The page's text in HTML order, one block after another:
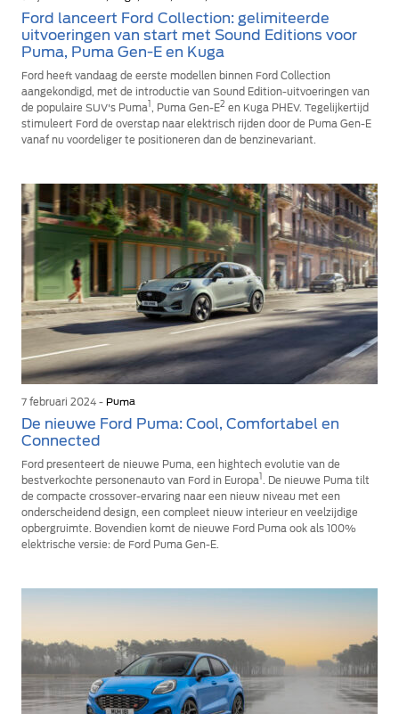
Ford lanceert Ford Collection: gelimiteerde
uitvoeringen van start met Sound Editions voor
Puma, Puma Gen-E en Kuga
Ford heeft vandaag de eerste modellen binnen Ford Collection
aangekondigd, met de introductie van Sound Edition-uitvoeringen van
de populaire SUV's Puma1, Puma Gen-E2 en Kuga PHEV. Tegelijkertijd
stimuleert Ford de overstap naar elektrisch rijden door de Puma Gen-E
vanaf nu voordeliger te positioneren dan de benzinevariant.
7 februari 2024 - Puma
De nieuwe Ford Puma: Cool, Comfortabel en
Connected
Ford presenteert de nieuwe Puma, een hightech evolutie van de
bestverkochte personenauto van Ford in Europa1. De nieuwe Puma tilt
de compacte crossover-ervaring naar een nieuw niveau met een
onderscheidend design, een compleet nieuw interieur en veelzijdige
opbergruimte. Bovendien komt de nieuwe Ford Puma ook als 100%
elektrische versie: de Ford Puma Gen-E.